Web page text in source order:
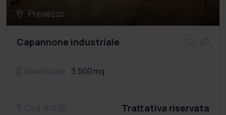
Presezzo
Capannone industriale
3.500 mq
Trattativa riservata